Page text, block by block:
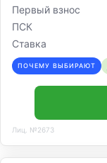
Первый взнос
ПСК
Ставка
ПОЧЕМУ ВЫБИРАЮТ
Лиц. №2673